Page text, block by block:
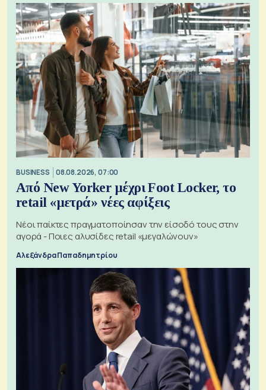
BUSINESS 08.08.2026, 07:00
Από New Yorker μέχρι Foot Locker, το
retail «μετρά» νέες αφίξεις
Νέοι παίκτες πραγματοποίησαν την είσοδό τους στην
αγορά - Ποιες αλυσίδες retail «μεγαλώνουν»
Αλεξάνδρα Παπαδημητρίου